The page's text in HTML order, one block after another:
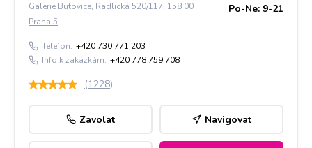
Galerie Butovice, Radlická 520/117, 158 00
Praha 5
Po-Ne: 9-21
Telefon: +420 730 771 203
Info k zakázkám: +420 778 759 708
(1228)
Zavolat Navigovat